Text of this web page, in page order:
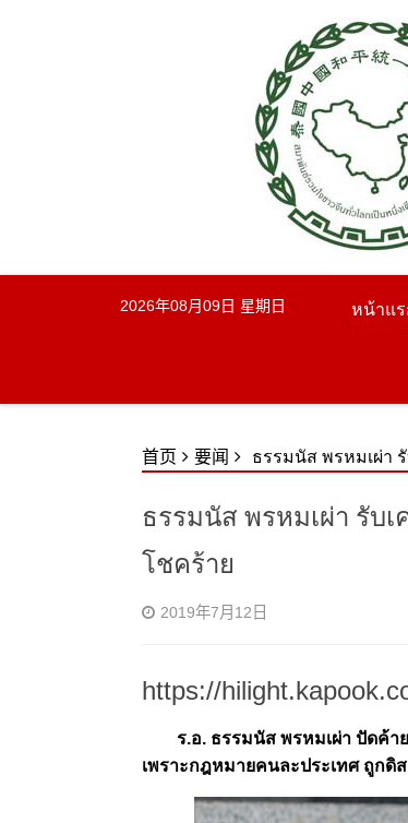
2026年08月09日 星期日 หน้าแร
首页 要闻 ธรรมนัส พรหมเผ่า
ธรรมนัส พรหมเผ่า รับ
โชคร้าย
2019年7月12日
https://
ร.อ. ธรรมนัส พรหมเผ่า ปัดค้าย
เพราะกฎหมายคนละประเทศ ถูกดิ